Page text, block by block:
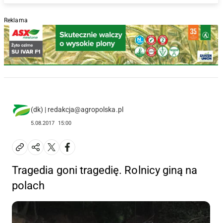
Reklama
(dk) | redakcja@agropolska.pl
5.08.2017 15:00
Tragedia goni tragedię. Rolnicy giną na
polach